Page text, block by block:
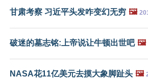
甘肃考察 习近平头发咋变幻无穷 🖼️
破迷的墓志铭:上帝说让牛顿出世吧 🖼️
NASA花11亿美元去摸大象脚趾头 🖼️